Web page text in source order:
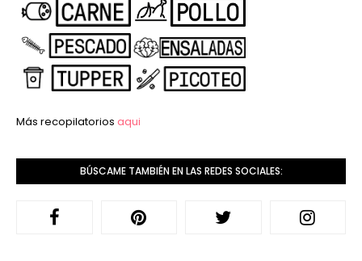
Más recopilatorios aqui
BÚSCAME TAMBIÉN EN LAS REDES SOCIALES: